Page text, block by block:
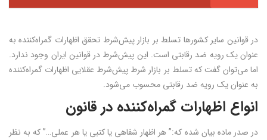
در قوانین سایر کشورها تسلط بر بازار پیش‌شرط تحقق اظهارات گمراه‌کننده به
عنوان یک رویه ضد رقابتی است. این پیش‌شرط در قوانین ایران وجود ندارد.
اما می‌توان گفت که تسلط بر بازار شرط پیش‌شرط عقلایی اظهارات گمراه‌کننده
به عنوان یک رویه ضد رقابتی محسوب می‌شود.
انواع اظهارات گمراه‌کننده در قانون
در صدر ماده بیان شده که:” هر اظهار شفاهی یا کتبی یا هر عملی…” که به نظر